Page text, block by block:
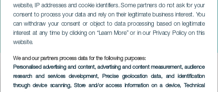
website, IP addresses and cookie identifiers. Some partners do not ask for your
consent to process your data and rely on their legitimate business interest. You
can withdraw your consent or object to data processing based on legitimate
interest at any time by clicking on “Learn More” or in our Privacy Policy on this
website.
We and our partners process data for the following purposes:
Personalised advertising and content, advertising and content measurement, audience
research and services development, Precise geolocation data, and identification
through device scanning, Store and/or access information on a device, Technical
Karneval in Moya
GRAN CANARIA
Imagen
Listado